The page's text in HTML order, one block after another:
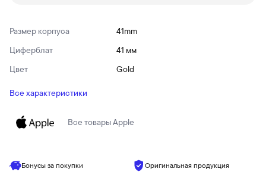
Размер корпуса
41mm
Циферблат
41 мм
Цвет
Gold
Все характеристики
Все товарыApple
Бонусы за покупки Оригинальная продукция